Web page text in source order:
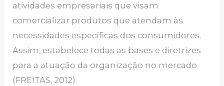
atividades empresariais que visam
comercializar produtos que atendam às
necessidades específicas dos consumidores.
Assim, estabelece todas as bases e diretrizes
para a atuação da organização no mercado
(FREITAS, 2012).